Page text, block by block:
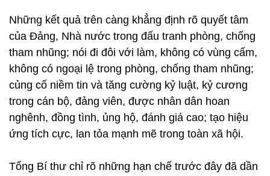
Những kết quả trên càng khẳng định rõ quyết tâm
của Đảng, Nhà nước trong đấu tranh phòng, chống
tham nhũng; nói đi đôi với làm, không có vùng cấm,
không có ngoại lệ trong phòng, chống tham nhũng;
củng cố niềm tin và tăng cường kỷ luật, kỷ cương
trong cán bộ, đảng viên, được nhân dân hoan
nghênh, đồng tình, ủng hộ, đánh giá cao; tạo hiệu
ứng tích cực, lan tỏa mạnh mẽ trong toàn xã hội.
Tổng Bí thư chỉ rõ những hạn chế trước đây đã dần